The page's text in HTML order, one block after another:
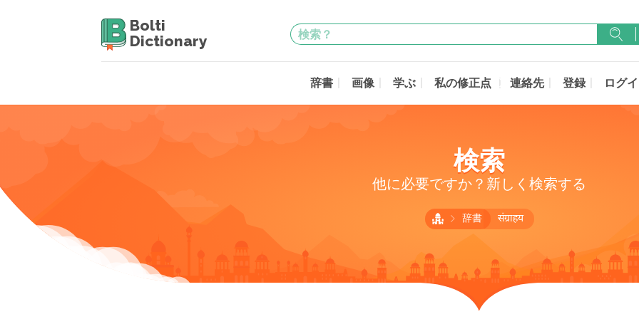
Bolti
Dictionary
辞書 画像 学ぶ 私の修正点 連絡先 登録 ログ
検索
他に必要ですか？新しく検索する
辞書 संग्राहय